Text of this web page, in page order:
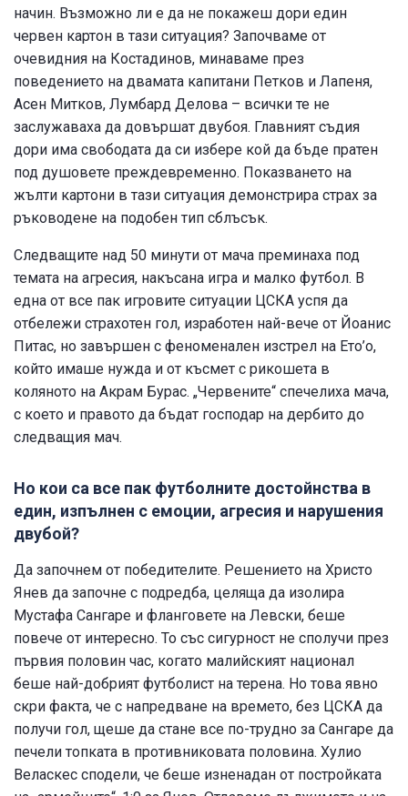
начин. Възможно ли е да не покажеш дори един
червен картон в тази ситуация? Започваме от
очевидния на Костадинов, минаваме през
поведението на двамата капитани Петков и Лапеня,
Асен Митков, Лумбард Делова – всички те не
заслужаваха да довършат двубоя. Главният съдия
дори има свободата да си избере кой да бъде пратен
под душовете преждевременно. Показването на
жълти картони в тази ситуация демонстрира страх за
ръководене на подобен тип сблъсък.
Следващите над 50 минути от мача преминаха под
темата на агресия, накъсана игра и малко футбол. В
една от все пак игровите ситуации ЦСКА успя да
отбележи страхотен гол, изработен най-вече от Йоанис
Питас, но завършен с феноменален изстрел на Ето’о,
който имаше нужда и от късмет с рикошета в
коляното на Акрам Бурас. „Червените“ спечелиха мача,
с което и правото да бъдат господар на дербито до
следващия мач.
Но кои са все пак футболните достойнства в
един, изпълнен с емоции, агресия и нарушения
двубой?
Да започнем от победителите. Решението на Христо
Янев да започне с подредба, целяща да изолира
Мустафа Сангаре и фланговете на Левски, беше
повече от интересно. То със сигурност не сполучи през
първия половин час, когато малийският национал
беше най-добрият футболист на терена. Но това явно
скри факта, че с напредване на времето, без ЦСКА да
получи гол, щеше да стане все по-трудно за Сангаре да
печели топката в противниковата половина. Хулио
Веласкес сподели, че беше изненадан от постройката